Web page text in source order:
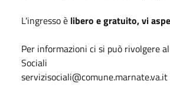
L'ingresso è libero e gratuito, vi
Per informazioni ci si può rivolgere
Sociali
servizisociali@comune.marnate.va.it